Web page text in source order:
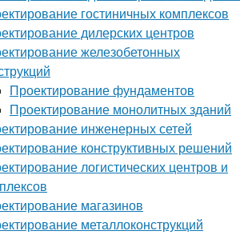
гостиничных комплексов
дилерских центров
железобетонных
Проектирование фундаментов
Проектирование монолитных зданий
инженерных сетей
конструктивных решений
логистических центров и
магазинов
металлоконструкций